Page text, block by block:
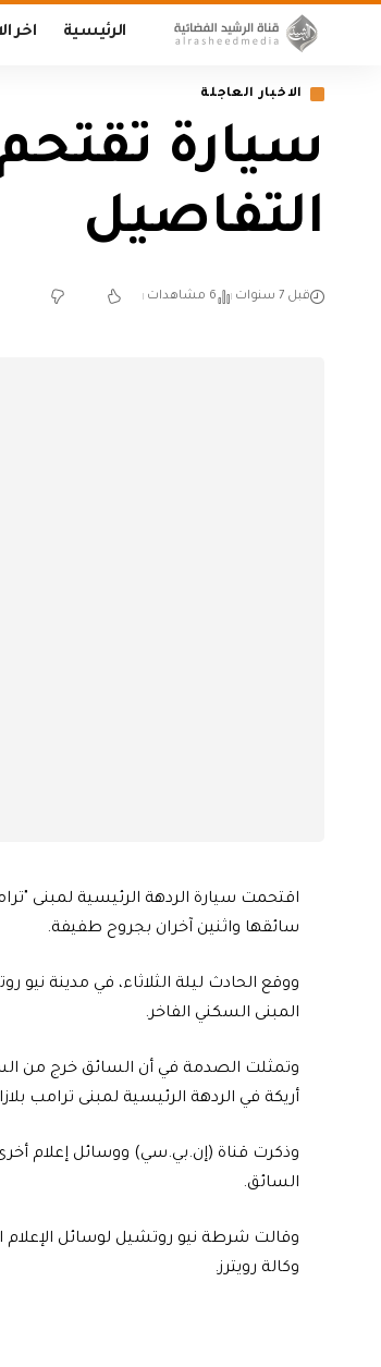
الرئيسية اخر
الاخبار العاجلة
سيارة
التفاصيل
قبل 7 سنوات 6 مشاهدات
اقتحمت سيارة الردهة الرئيسية لمبنى
سائقها واثنين آخران بجروح طفيفة.
ووقع الحادث ليلة الثلاثاء، في مدينة
المبنى السكني الفاخر.
أريكة في الردهة الرئيسية لمبنى ترامب
وذكرت قناة (إن.بي.سي) ووسائل إعلام
السائق.
وقالت شرطة نيو روتشيل لوسائل الإعلام
وكالة رويترز.